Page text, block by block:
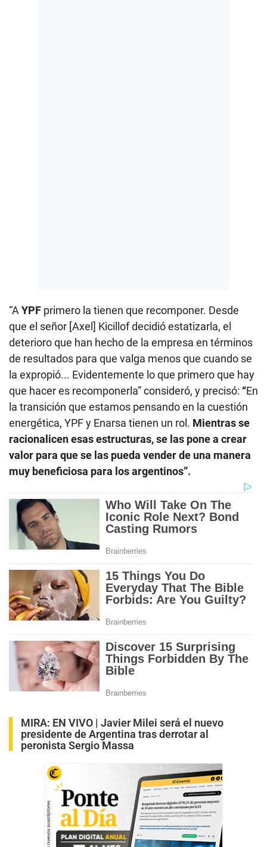
“A YPF primero la tienen que recomponer. Desde
que el señor [Axel] Kicillof decidió estatizarla, el
deterioro que han hecho de la empresa en términos
de resultados para que valga menos que cuando se
la expropió... Evidentemente lo que primero que hay
que hacer es recomponerla” consideró, y precisó: “En
la transición que estamos pensando en la cuestión
energética, YPF y Enarsa tienen un rol. Mientras se
racionalicen esas estructuras, se las pone a crear
valor para que se las pueda vender de una manera
muy beneficiosa para los argentinos”.
MIRA: EN VIVO | Javier Milei será el nuevo
presidente de Argentina tras derrotar al
peronista Sergio Massa